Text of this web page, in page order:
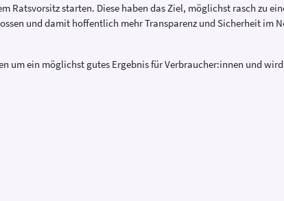
Ratsvorsitz starten. Diese haben das Ziel, möglichst rasch zu
und damit hoffentlich mehr Transparenz und Sicherheit im
um ein möglichst gutes Ergebnis für Verbraucher:innen und